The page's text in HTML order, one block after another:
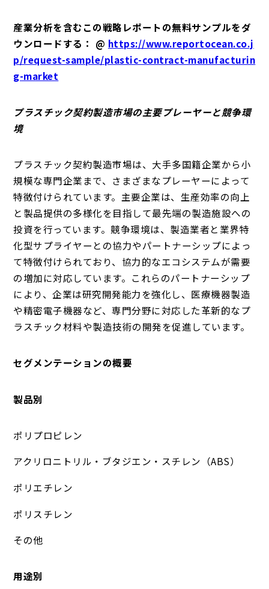
産業分析を含むこの戦略レポートの無料サンプルをダ
ウンロードする： @ https://www.reportocean.co.j
p/request-sample/plastic-contract-manufacturin
g-market
プラスチック契約製造市場の主要プレーヤーと競争環
境
プラスチック契約製造市場は、大手多国籍企業から小
規模な専門企業まで、さまざまなプレーヤーによって
特徴付けられています。主要企業は、生産効率の向上
と製品提供の多様化を目指して最先端の製造施設への
投資を行っています。競争環境は、製造業者と業界特
化型サプライヤーとの協力やパートナーシップによっ
て特徴付けられており、協力的なエコシステムが需要
の増加に対応しています。これらのパートナーシップ
により、企業は研究開発能力を強化し、医療機器製造
や精密電子機器など、専門分野に対応した革新的なプ
ラスチック材料や製造技術の開発を促進しています。
セグメンテーションの概要
製品別
ポリプロピレン
アクリロニトリル・ブタジエン・スチレン（ABS）
ポリエチレン
ポリスチレン
その他
用途別